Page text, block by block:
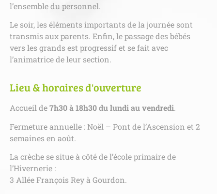
l’ensemble du personnel.
Le soir, les éléments importants de la journée sont
transmis aux parents. Enfin, le passage des bébés
vers les grands est progressif et se fait avec
l’animatrice de leur section.
Lieu & horaires d'ouverture
Accueil de7h30 à 18h30 du lundi au vendredi.
Fermeture annuelle : Noël – Pont de l’Ascension et 2
semaines en août.
La crèche se situe à côté de l’école primaire de
l’Hivernerie :
3 Allée François Reyà Gourdon.